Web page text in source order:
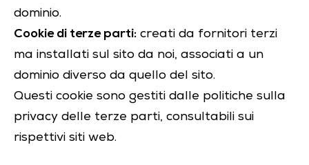
dominio.
Cookie di terze parti: creati da fornitori terzi
ma installati sul sito da noi, associati a un
dominio diverso da quello del sito.
Questi cookie sono gestiti dalle politiche sulla
privacy delle terze parti, consultabili sui
rispettivi siti web.